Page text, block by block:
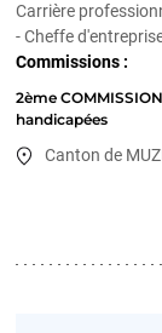
Carrière
- Cheffe
Commissions :
2ème
handicapées
Canton de